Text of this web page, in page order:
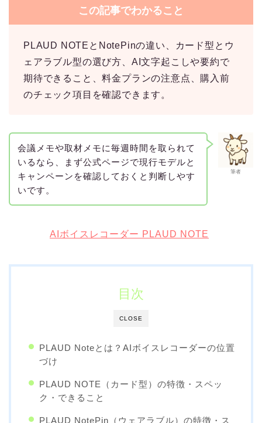
この記事でわかること
PLAUD NOTEとNotePinの違い、カード型とウ
ェアラブル型の選び方、AI文字起こしや要約で
期待できること、料金プランの注意点、購入前
のチェック項目を確認できます。
筆者
会議メモや取材メモに毎週時間を取られて
いるなら、まず公式ページで現行モデルと
キャンペーンを確認しておくと判断しやす
いです。
AIボイスレコーダー PLAUD NOTE
CLOSE
目次
PLAUD Noteとは？AIボイスレコーダーの位置
づけ
PLAUD NOTE（カード型）の特徴・スペッ
ク・できること
PLAUD NotePin（ウェアラブル）の特徴・ス